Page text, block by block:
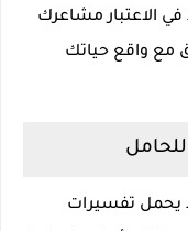
في الاعتبار مشاعرك
مع واقع حياتك
يحمل تفسيرات